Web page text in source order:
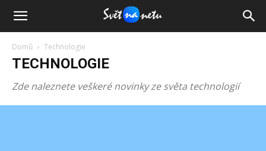
Domů Technologie
TECHNOLOGIE
Zde naleznete veškeré novinky ze světa technologií